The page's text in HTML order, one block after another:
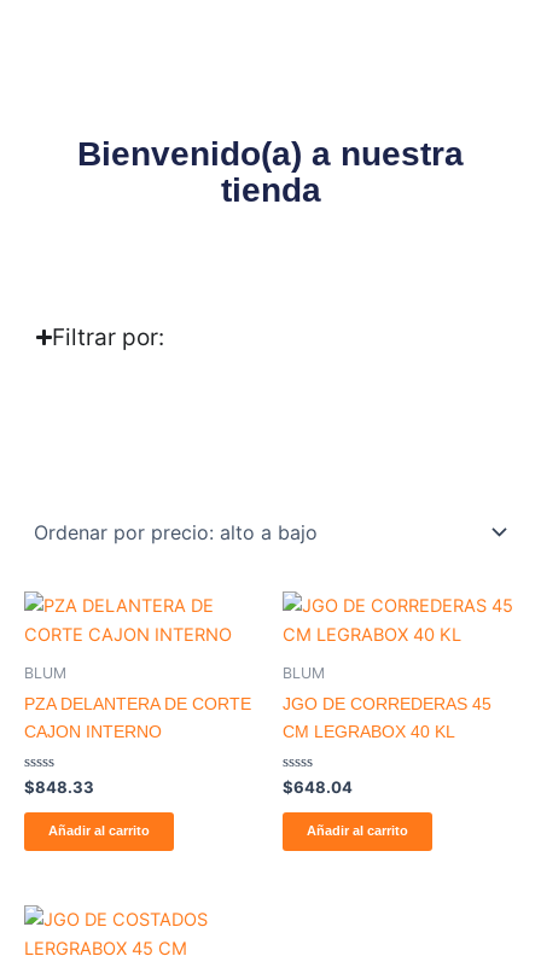
Bienvenido(a) a nuestra
tienda
Filtrar por:
BLUM
PZA DELANTERA DE CORTE
CAJON INTERNO
Valorado
con
0
$848.33
Añadir al carrito
BLUM
JGO DE CORREDERAS 45
CM LEGRABOX 40 KL
Valorado
con
0
$648.04
Añadir al carrito